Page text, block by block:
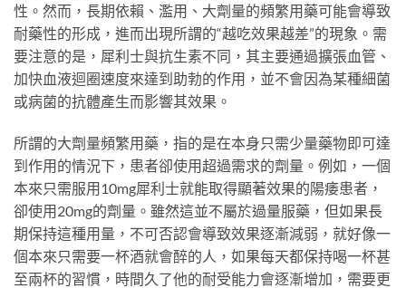
性。然而，長期依賴、濫用、大劑量的頻繁用藥可能會導致
耐藥性的形成，進而出現所謂的“越吃效果越差”的現象。需
要注意的是，犀利士與抗生素不同，其主要通過擴張血管、
加快血液迴圈速度來達到助勃的作用，並不會因為某種細菌
或病菌的抗體產生而影響其效果。
所謂的大劑量頻繁用藥，指的是在本身只需少量藥物即可達
到作用的情況下，患者卻使用超過需求的劑量。例如，一個
本來只需服用10mg犀利士就能取得顯著效果的陽痿患者，
卻使用20mg的劑量。雖然這並不屬於過量服藥，但如果長
期保持這種用量，不可否認會導致效果逐漸減弱，就好像一
個本來只需要一杯酒就會醉的人，如果每天都保持喝一杯甚
至兩杯的習慣，時間久了他的耐受能力會逐漸增加，需要更